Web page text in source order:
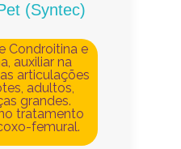
(Syntec)
Condroitina e
auxiliar na
articulações
adultos,
grandes.
tratamento
femural.